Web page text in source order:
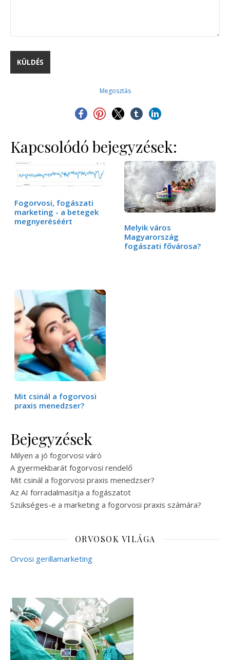
Megosztás
Kapcsolódó bejegyzések:
Fogorvosi, fogászati
marketing - a betegek
megnyeréséért
Melyik város
Magyarország
fogászati fővárosa?
Mit csinál a fogorvosi
praxis menedzser?
Bejegyzések
Milyen a jó fogorvosi váró
A gyermekbarát fogorvosi rendelő
Mit csinál a fogorvosi praxis menedzser?
Az AI forradalmasítja a fogászatot
Szükséges-e a marketing a fogorvosi praxis számára?
ORVOSOK VILÁGA
Orvosi gerillamarketing